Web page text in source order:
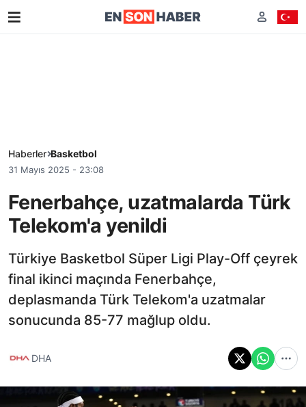
Haberler Basketbol
31 Mayıs 2025 - 23:08
Fenerbahçe, uzatmalarda Türk
Telekom'a yenildi
Türkiye Basketbol Süper Ligi Play-Off çeyrek
final ikinci maçında Fenerbahçe,
deplasmanda Türk Telekom'a uzatmalar
sonucunda 85-77 mağlup oldu.
DHA